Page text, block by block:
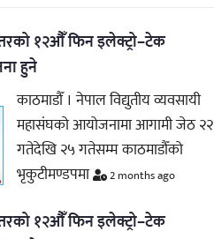
स्तरको १२औँ फिन इलेक्ट्रो–टेक
हुने
काठमाडौँ । नेपाल विद्युतीय व्यवसायी
महासंघको आयोजनामा आगामी जेठ २२
गतेदेखि २५ गतेसम्म काठमाडौँको
भृकुटीमण्डपमा
2 months ago
स्तरको १२औँ फिन इलेक्ट्रो–टेक